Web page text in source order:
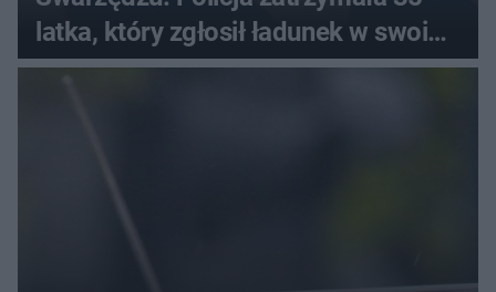
latka, który zgłosił ładunek w swoim
aucie